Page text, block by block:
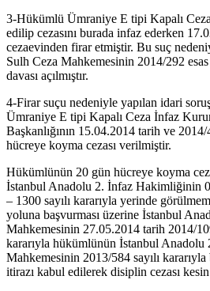
3-Hükümlü Ümraniye E tipi Kapalı
edilip cezasını burada infaz ederken
cezaevinden firar etmiştir. Bu suç
Sulh Ceza Mahkemesinin 2014/292 esas
davası açılmıştır.
4-Firar suçu nedeniyle yapılan idari
Ümraniye E tipi Kapalı Ceza İnfaz
Başkanlığının 15.04.2014 tarih ve
hücreye koyma cezası verilmiştir.
Hükümlünün 20 gün hücreye koyma
İstanbul Anadolu 2. İnfaz Hakimliğinin
– 1300 sayılı kararıyla yerinde
yoluna başvurması üzerine İstanbul
Mahkemesinin 27.05.2014 tarih 2014/
kararıyla hükümlünün İstanbul Anadolu
Mahkemesinin 2013/584 sayılı
itirazı kabul edilerek disiplin cezası kesin